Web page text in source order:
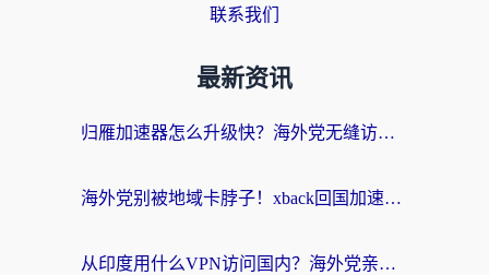
联系我们
最新资讯
归雁加速器怎么升级快？海外党无缝访问国内资源的全攻略（附免费VPN推荐Dcard热门款）
海外党别被地域卡脖子！xback回国加速器选择全攻略，轻松刷剧玩国服
从印度用什么VPN访问国内？海外党亲测的无缝回国上网指南